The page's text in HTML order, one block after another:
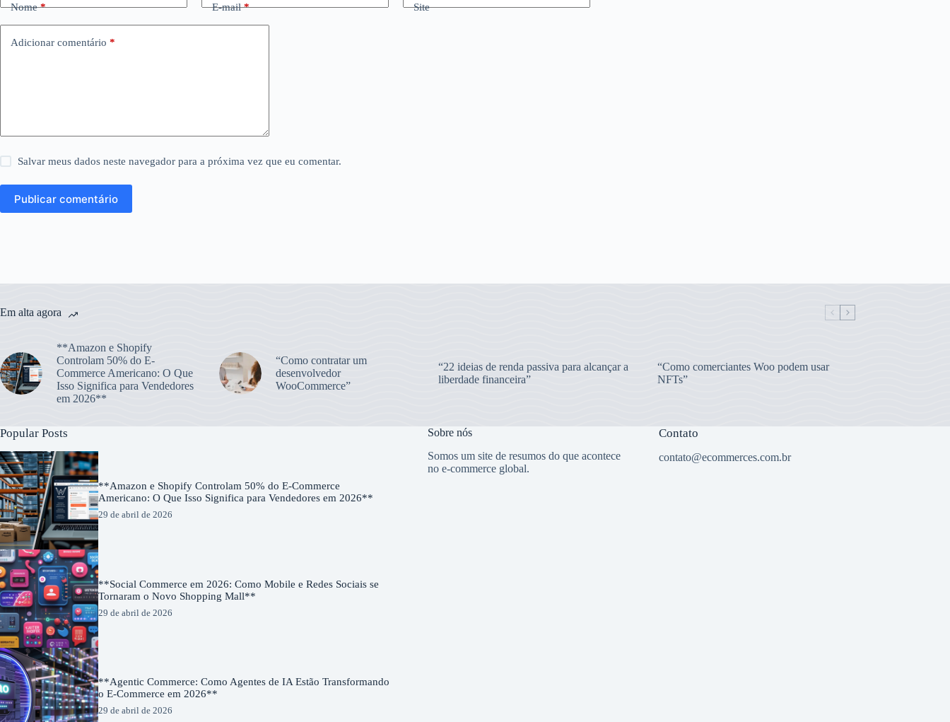
Nome* E-mail* Site
Adicionar comentário *
Salvar meus dados neste navegador para a próxima vez que eu comentar.
Publicar comentário
Em alta agora
**Amazon e Shopify
Controlam 50% do E-
Commerce Americano: O Que
Isso Significa para Vendedores
em 2026**
“Como contratar um
desenvolvedor
WooCommerce”
“22 ideias de renda passiva para alcançar a
liberdade financeira”
“Como comerciantes Woo podem usar
NFTs”
Popular Posts
**Amazon e Shopify Controlam 50% do E-Commerce
Americano: O Que Isso Significa para Vendedores em 2026**
29 de abril de 2026
**Social Commerce em 2026: Como Mobile e Redes Sociais se
Tornaram o Novo Shopping Mall**
29 de abril de 2026
**Agentic Commerce: Como Agentes de IA Estão Transformando
o E-Commerce em 2026**
29 de abril de 2026
Sobre nós
Somos um site de resumos do que acontece
no e-commerce global.
Contato
contato@ecommerces.com.br